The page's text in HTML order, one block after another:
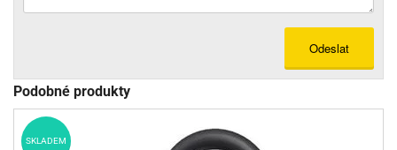
Odeslat
Podobné produkty
SKLADEM